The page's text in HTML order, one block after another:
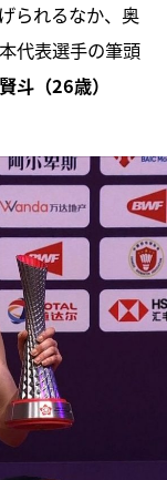
られるなか、奥
代表選手の筆頭
斗（26歳）